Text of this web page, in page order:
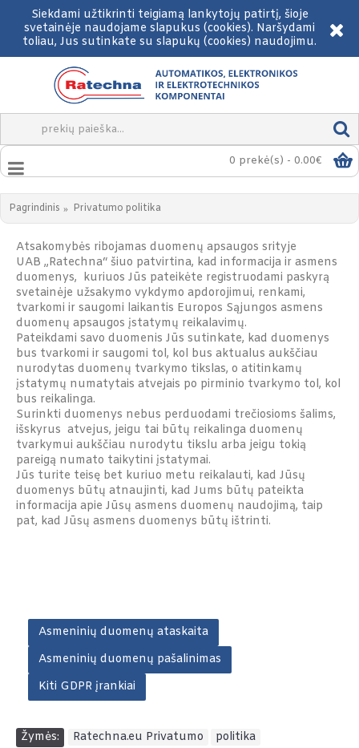
Siekdami užtikrinti teigiamą lankytojų patirtį, šioje
svetainėje naudojame slapukus (cookies). Naršydami
toliau, Jus sutinkate su slapukų (cookies) naudojimu.
0 prekė(s) - 0.00€
Pagrindinis Privatumo politika
Atsakomybės ribojamas duomenų apsaugos srityje
UAB „Ratechna“ šiuo patvirtina, kad informacija ir asmens
duomenys, kuriuos Jūs pateikėte registruodami paskyrą
svetainėje užsakymo vykdymo apdorojimui, renkami,
tvarkomi ir saugomi laikantis Europos Sąjungos asmens
duomenų apsaugos įstatymų reikalavimų.
Pateikdami savo duomenis Jūs sutinkate, kad duomenys
bus tvarkomi ir saugomi tol, kol bus aktualus aukščiau
nurodytas duomenų tvarkymo tikslas, o atitinkamų
įstatymų numatytais atvejais po pirminio tvarkymo tol, kol
bus reikalinga.
Surinkti duomenys nebus perduodami trečiosioms šalims,
išskyrus atvejus, jeigu tai būtų reikalinga duomenų
tvarkymui aukščiau nurodytu tikslu arba jeigu tokią
pareigą numato taikytini įstatymai.
Jūs turite teisę bet kuriuo metu reikalauti, kad Jūsų
duomenys būtų atnaujinti, kad Jums būtų pateikta
informacija apie Jūsų asmens duomenų naudojimą, taip
pat, kad Jūsų asmens duomenys būtų ištrinti.
Žymės: Ratechna.eu Privatumo politika